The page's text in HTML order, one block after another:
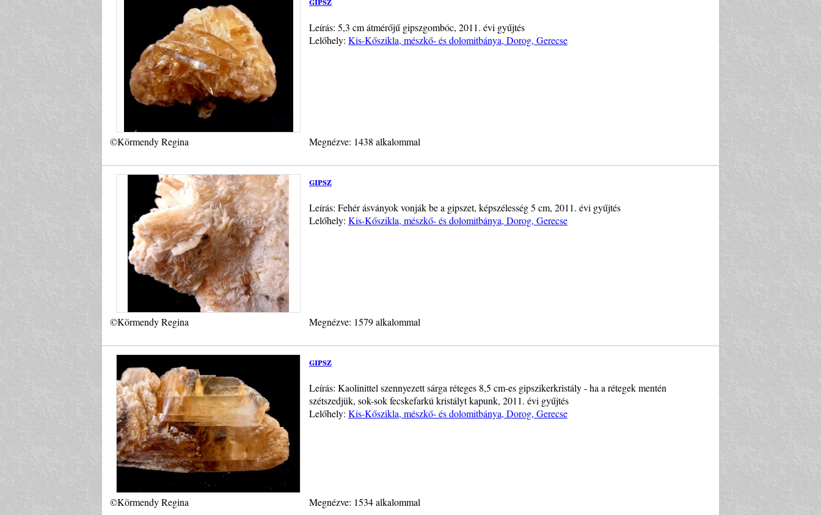
Leírás: 5,3 cm átmérőjű gipszgombóc, 2011. évi gyűjtés
Lelőhely: Kis-Kőszikla, mészkő- és dolomitbánya, Dorog, Gerecse
©Körmendy Regina Megnézve: 1438 alkalommal
gipsz
Leírás: Fehér ásványok vonják be a gipszet, képszélesség 5 cm, 2011. évi gyűjtés
Lelőhely: Kis-Kőszikla, mészkő- és dolomitbánya, Dorog, Gerecse
©Körmendy Regina Megnézve: 1579 alkalommal
gipsz
Leírás: Kaolinittel szennyezett sárga réteges 8,5 cm-es gipszikerkristály - ha a rétegek mentén
szétszedjük, sok-sok fecskefarkú kristályt kapunk, 2011. évi gyűjtés
Lelőhely: Kis-Kőszikla, mészkő- és dolomitbánya, Dorog, Gerecse
©Körmendy Regina Megnézve: 1534 alkalommal